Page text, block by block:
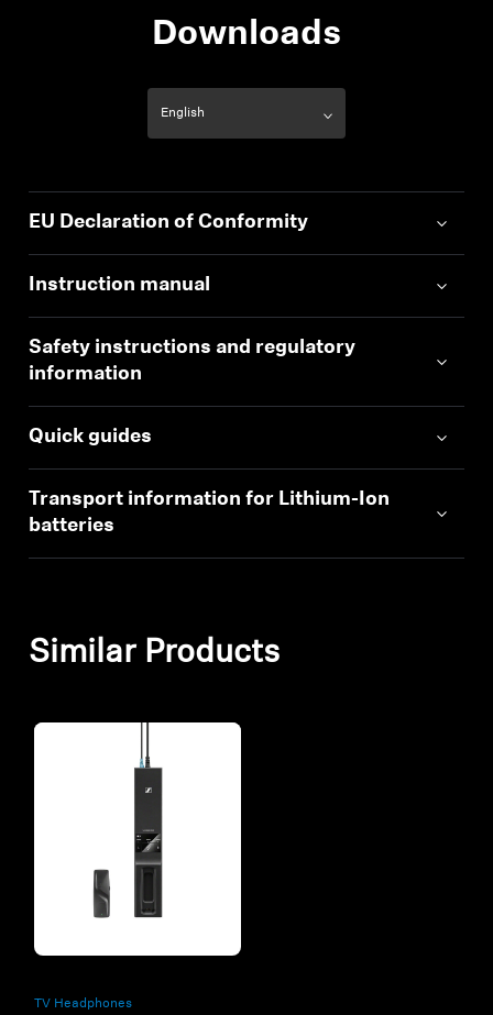
Downloads
EU Declaration of Conformity
Instruction manual
Safety instructions and regulatory
information
Quick guides
Transport information for Lithium-Ion
batteries
Similar Products
TV Headphones